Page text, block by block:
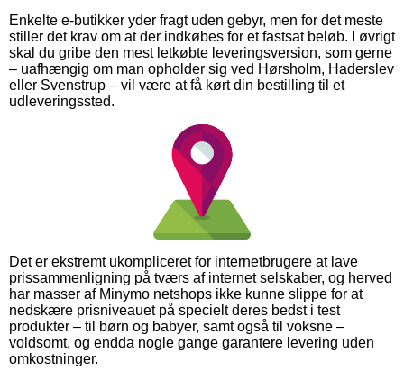
Enkelte e-butikker yder fragt uden gebyr, men for det meste
stiller det krav om at der indkøbes for et fastsat beløb. I øvrigt
skal du gribe den mest letkøbte leveringsversion, som gerne
– uafhængig om man opholder sig ved Hørsholm, Haderslev
eller Svenstrup – vil være at få kørt din bestilling til et
udleveringssted.
Det er ekstremt ukompliceret for internetbrugere at lave
prissammenligning på tværs af internet selskaber, og herved
har masser af Minymo netshops ikke kunne slippe for at
nedskære prisniveauet på specielt deres bedst i test
produkter – til børn og babyer, samt også til voksne –
voldsomt, og endda nogle gange garantere levering uden
omkostninger.